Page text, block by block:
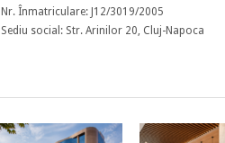
Nr. Înmatriculare: J12/3019/2005
Sediu social: Str. Arinilor 20, Cluj-Napoca